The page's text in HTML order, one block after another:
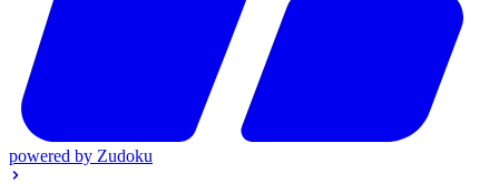
powered by Zudoku